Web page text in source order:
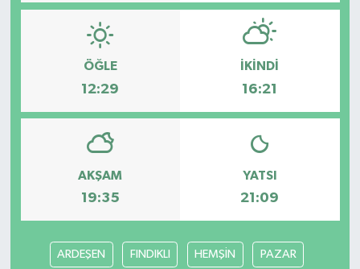
ÖĞLE
12:29
İKINDI
16:21
AKŞAM
19:35
YATSI
21:09
ARDEŞEN FINDIKLI HEMŞİN PAZAR